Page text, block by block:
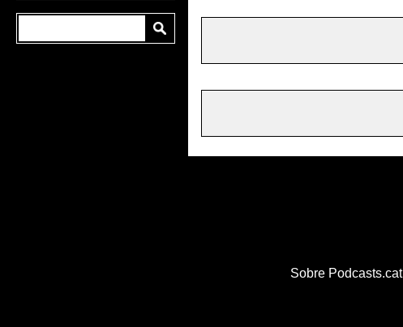
Sobre Podcasts.cat